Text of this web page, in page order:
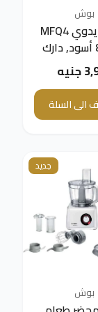
بوش
مضرب يدوي MFQ4
850 W أسود, دارك
سيلفر
الى السلة
جديد
بوش